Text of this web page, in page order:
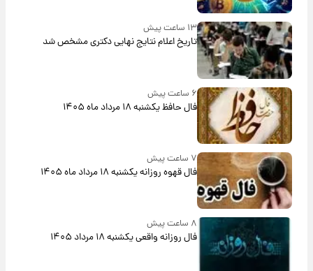
۱۳ ساعت پیش
تاریخ اعلام نتایج نهایی دکتری مشخص شد
۶ ساعت پیش
فال حافظ یکشنبه ۱۸ مرداد ماه ۱۴۰۵
۷ ساعت پیش
فال قهوه روزانه یکشنبه ۱۸ مرداد ماه ۱۴۰۵
۸ ساعت پیش
فال روزانه واقعی یکشنبه ۱۸ مرداد ۱۴۰۵